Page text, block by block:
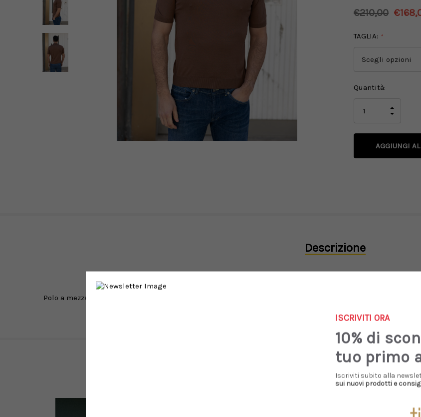
€210,00
TAGLIA: *
Disponibilità
Quantità:
AUMENTA
DI
Descrizione
Polo a mezza manica in seta, scollo a V senza bottoni, fondo a costine. Made in Italy.
Prodotti Simili
ISCRIVITI ORA
10% di
tuo primo
Iscriviti subito alla
sui nuovi prodotti e